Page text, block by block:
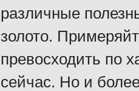
различные
золото.
превосходить по
сейчас. Но и